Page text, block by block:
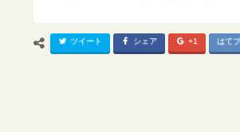
ツイート シェア +1 はて